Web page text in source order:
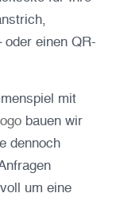
oder einen QR-
mit
bauen wir
dennoch
um eine